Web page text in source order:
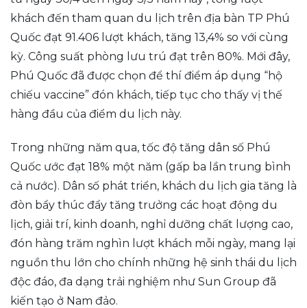
khách đến tham quan du lịch trên địa bàn TP Phú
Quốc đạt 91.406 lượt khách, tăng 13,4% so với cùng
kỳ. Công suất phòng lưu trú đạt trên 80%. Mới đây,
Phú Quốc đã được chọn để thí điểm áp dụng “hộ
chiếu vaccine” đón khách, tiếp tục cho thấy vị thế
hàng đầu của điểm du lịch này.
Trong những năm qua, tốc độ tăng dân số Phú
Quốc ước đạt 18% một năm (gấp ba lần trung bình
cả nước). Dân số phát triển, khách du lịch gia tăng là
đòn bẩy thúc đẩy tăng trưởng các hoạt động du
lịch, giải trí, kinh doanh, nghỉ dưỡng chất lượng cao,
đón hàng trăm nghìn lượt khách mỗi ngày, mang lại
nguồn thu lớn cho chính những hệ sinh thái du lịch
độc đáo, đa dạng trải nghiệm như Sun Group đã
kiến tạo ở Nam đảo.